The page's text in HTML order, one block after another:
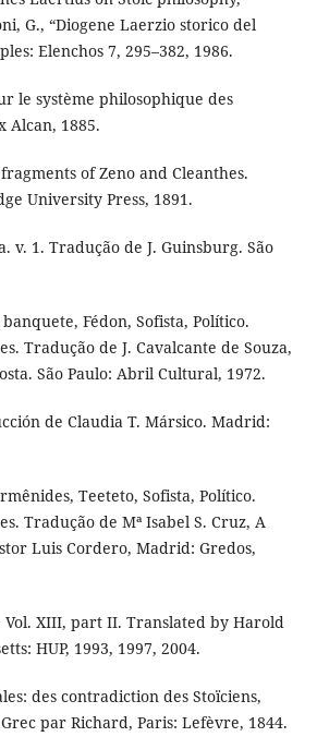
G., “Diogene Laerzio storico del
Elenchos 7, 295–382, 1986.
le système philosophique des
Alcan, 1885.
fragments of Zeno and Cleanthes.
University Press, 1891.
v. 1. Tradução de J. Guinsburg. São
banquete, Fédon, Sofista, Político.
Tradução de J. Cavalcante de Souza,
São Paulo: Abril Cultural, 1972.
de Claudia T. Mársico. Madrid:
Teeteto, Sofista, Político.
Tradução de Mª Isabel S. Cruz, A
Luis Cordero, Madrid: Gredos,
Vol. XIII, part II. Translated by Harold
HUP, 1993, 1997, 2004.
des contradiction des Stoïciens,
par Richard, Paris: Lefèvre, 1844.